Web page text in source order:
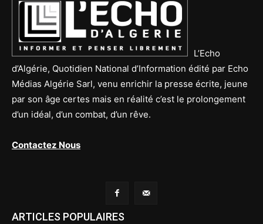
L’Echo
d’Algérie, Quotidien National d’Information édité par Echo
Médias Algérie Sarl, venu enrichir la presse écrite, jeune
par son âge certes mais en réalité c’est le prolongement
d’un idéal, d’un combat, d’un rêve.
Contactez Nous
ARTICLES POPULAIRES